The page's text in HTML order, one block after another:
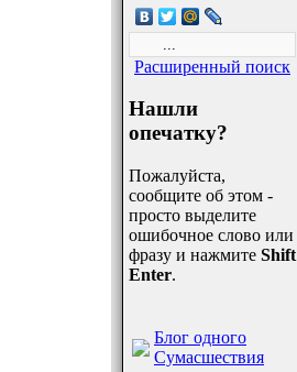
Расширенный поиск
Нашли
опечатку?
Пожалуйста,
сообщите об этом -
просто выделите
ошибочное слово или
фразу и нажмите Shift
Enter.
Блог одного
Сумасшествия